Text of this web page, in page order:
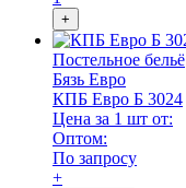
+
Постельное бельё
Бязь Евро
КПБ Евро Б 3024
Цена за 1 шт от:
Оптом:
По запросу
+